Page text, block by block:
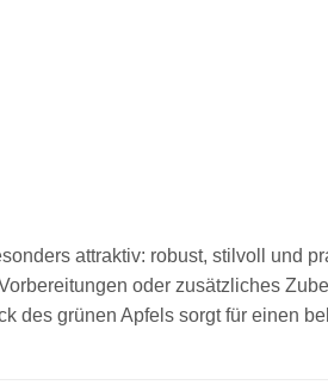
attraktiv: robust, stilvoll und
oder zusätzliches
des grünen Apfels sorgt für einen